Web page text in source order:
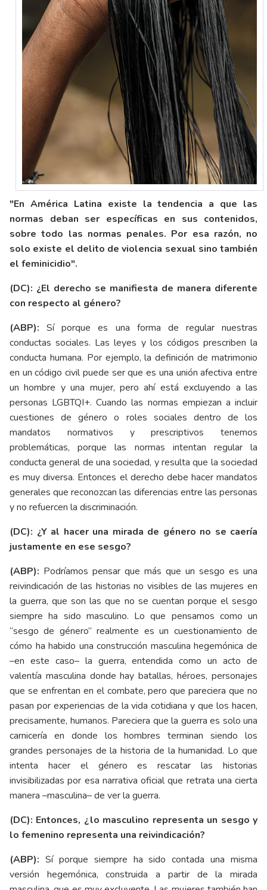
"En América Latina existe la tendencia a que las
normas deban ser específicas en sus contenidos,
sobre todo las normas penales. Por esa razón, no
solo existe el delito de violencia sexual sino también
el feminicidio".
(DC): ¿El derecho se manifiesta de manera diferente
con respecto al género?
(ABP): Sí porque es una forma de regular nuestras
conductas sociales. Las leyes y los códigos prescriben la
conducta humana. Por ejemplo, la definición de matrimonio
en un código civil puede ser que es una unión afectiva entre
un hombre y una mujer, pero ahí está excluyendo a las
personas LGBTQI+. Cuando las normas empiezan a incluir
cuestiones de género o roles sociales dentro de los
mandatos normativos y prescriptivos tenemos
problemáticas, porque las normas intentan regular la
conducta general de una sociedad, y resulta que la sociedad
es muy diversa. Entonces el derecho debe hacer mandatos
generales que reconozcan las diferencias entre las personas
y no refuercen la discriminación.
(DC): ¿Y al hacer una mirada de género no se caería
justamente en ese sesgo?
(ABP): Podríamos pensar que más que un sesgo es una
reivindicación de las historias no visibles de las mujeres en
la guerra, que son las que no se cuentan porque el sesgo
siempre ha sido masculino. Lo que pensamos como un
“sesgo de género” realmente es un cuestionamiento de
cómo ha habido una construcción masculina hegemónica de
–en este caso– la guerra, entendida como un acto de
valentía masculina donde hay batallas, héroes, personajes
que se enfrentan en el combate, pero que pareciera que no
pasan por experiencias de la vida cotidiana y que los hacen,
precisamente, humanos. Pareciera que la guerra es solo una
carnicería en donde los hombres terminan siendo los
grandes personajes de la historia de la humanidad. Lo que
intenta hacer el género es rescatar las historias
invisibilizadas por esa narrativa oficial que retrata una cierta
manera –masculina– de ver la guerra.
(DC): Entonces, ¿lo masculino representa un sesgo y
lo femenino representa una reivindicación?
(ABP): Sí porque siempre ha sido contada una misma
versión hegemónica, construida a partir de la mirada